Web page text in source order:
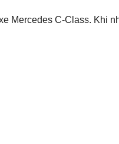
Mercedes C-Class. Khi